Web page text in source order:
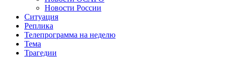
Новости России
Ситуация
Реплика
Телепрограмма на неделю
Тема
Трагедии